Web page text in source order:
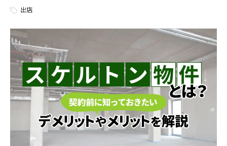
ぎる」という方には、非常に利便性の […]
出店